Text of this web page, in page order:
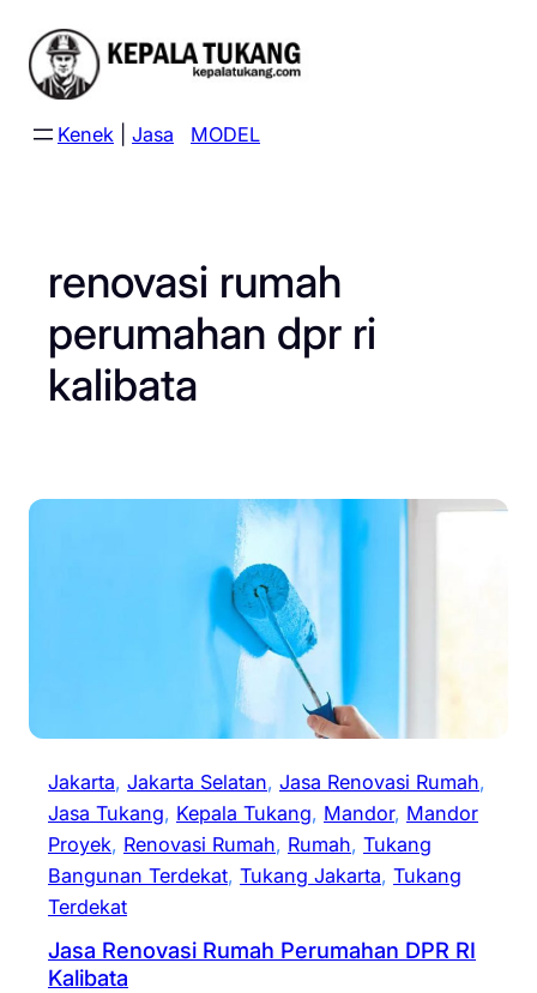
content
Kenek Jasa MODEL
renovasi rumah
perumahan dpr ri
kalibata
Jakarta, Jakarta Selatan, Jasa Renovasi Rumah
Jasa Tukang, Kepala Tukang, Mandor, Mandor
Proyek, Renovasi Rumah, Rumah, Tukang
Bangunan Terdekat, Tukang Jakarta, Tukang
Terdekat
Jasa Renovasi Rumah Perumahan DPR RI
Kalibata